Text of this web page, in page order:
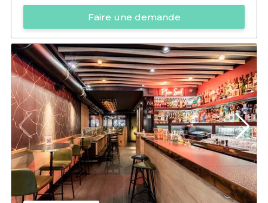
Faire une demande